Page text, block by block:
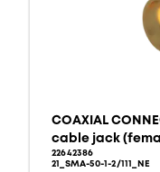
COAXIAL
cable jack
22642386
21_SMA-50-1-2/111_NE